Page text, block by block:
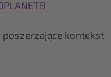
kontekst